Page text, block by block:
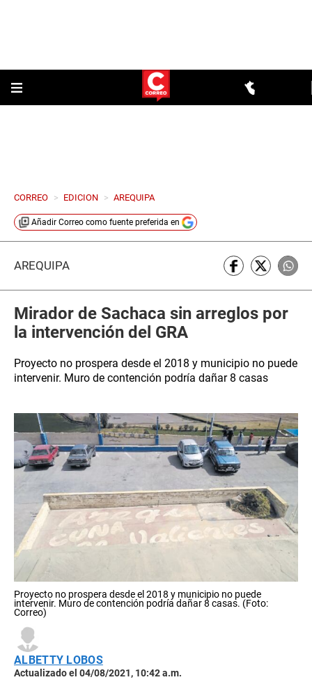
CORREO > EDICION > AREQUIPA
Añadir Correo como fuente preferida en
AREQUIPA
Mirador de Sachaca sin arreglos por
la intervención del GRA
Proyecto no prospera desde el 2018 y municipio no puede
intervenir. Muro de contención podría dañar 8 casas
Proyecto no prospera desde el 2018 y municipio no puede
intervenir. Muro de contención podría dañar 8 casas. (Foto:
Correo)
ALBETTY LOBOS
Actualizado el 04/08/2021, 10:42 a.m.